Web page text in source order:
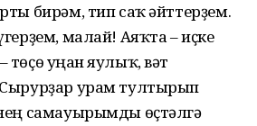
бирәм, тип саҡ әйттерҙем.
малай! Аяҡта – иҫке
уңған яулыҡ, вәт
урам тултырып
самауырымды өҫтәлгә